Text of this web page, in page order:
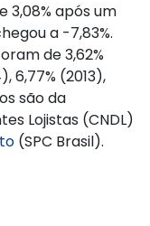
3,08% após um
a -7,83%.
de 3,62%
6,77% (2013),
são da
Lojistas (CNDL)
(SPC Brasil).